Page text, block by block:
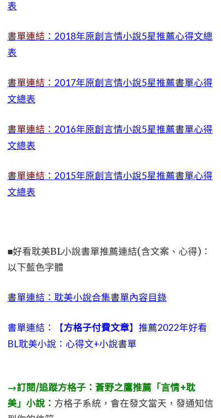
表
書單連結 ：2018年原創言情小說5星推薦心得文總
表
書單連結： 2017年原創言情小說5星推薦書單心得
文總表
書單連結 ：2016年原創言情小說5星推薦書單心得
文總表
書單連結 ：2015年原創言情小說5星推薦書單心得
文總表
■好看耽美BL小說書單推薦連結(含文案、心得)：
以下藍色字體
書單連結：耽美小說合集書單內容目錄
書單連結：【方格子付費文章】推薦2022年好看
BL耽美小說：心得文+小說書單
→訂閱/追蹤方格子：蒼野之鷹推薦「言情+耽
美」小說： 方格子系統，會在發文當天，發通知信